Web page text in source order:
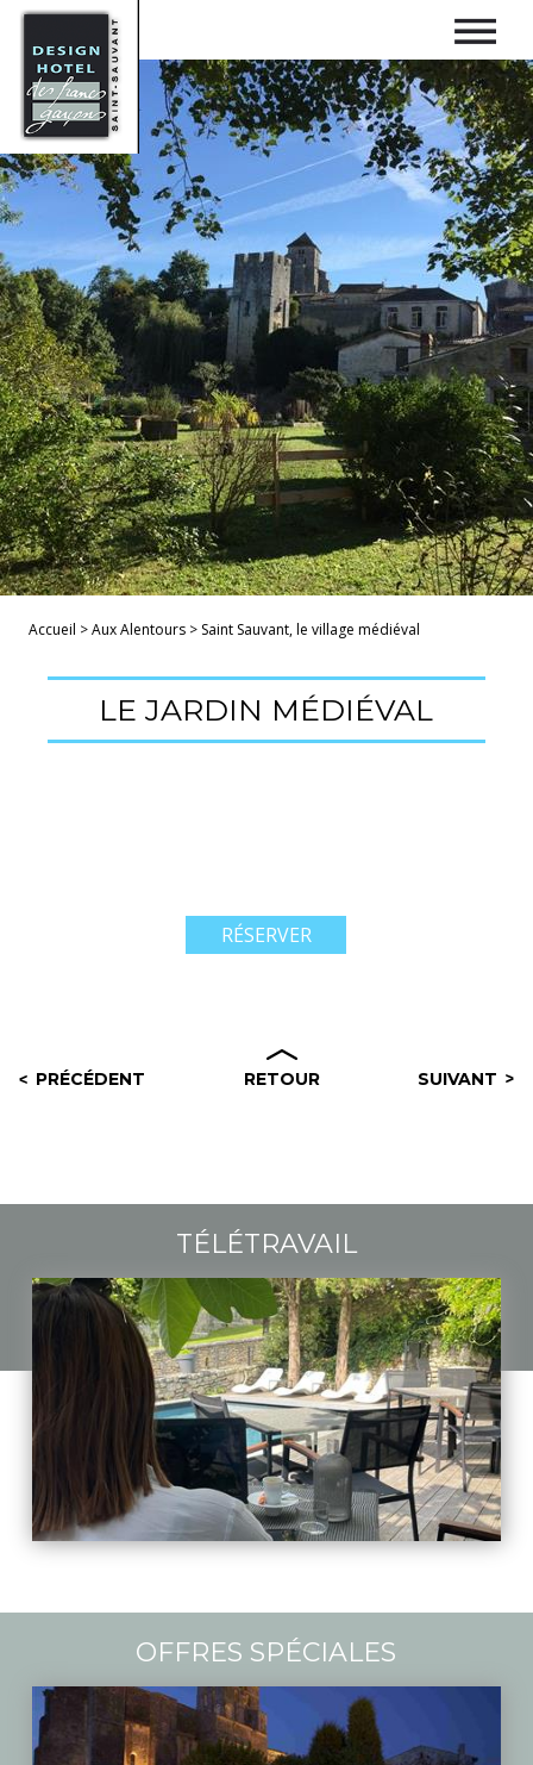
Accueil >Aux Alentours > Saint Sauvant, le village médiéval
LE JARDIN MÉDIÉVAL
RÉSERVER
SUIVANT
PRÉCÉDENT RETOUR
TÉLÉTRAVAIL
OFFRES SPÉCIALES